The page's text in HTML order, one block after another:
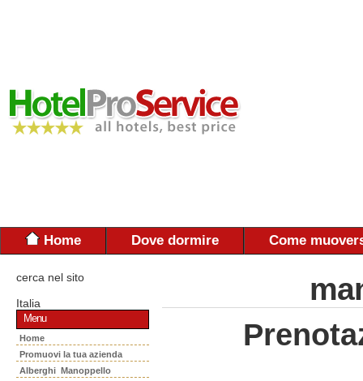
Home Dove dormire Come
cerca nel sito
Italia
Menu
Home
Promuovi la tua azienda
Alberghi Manoppello